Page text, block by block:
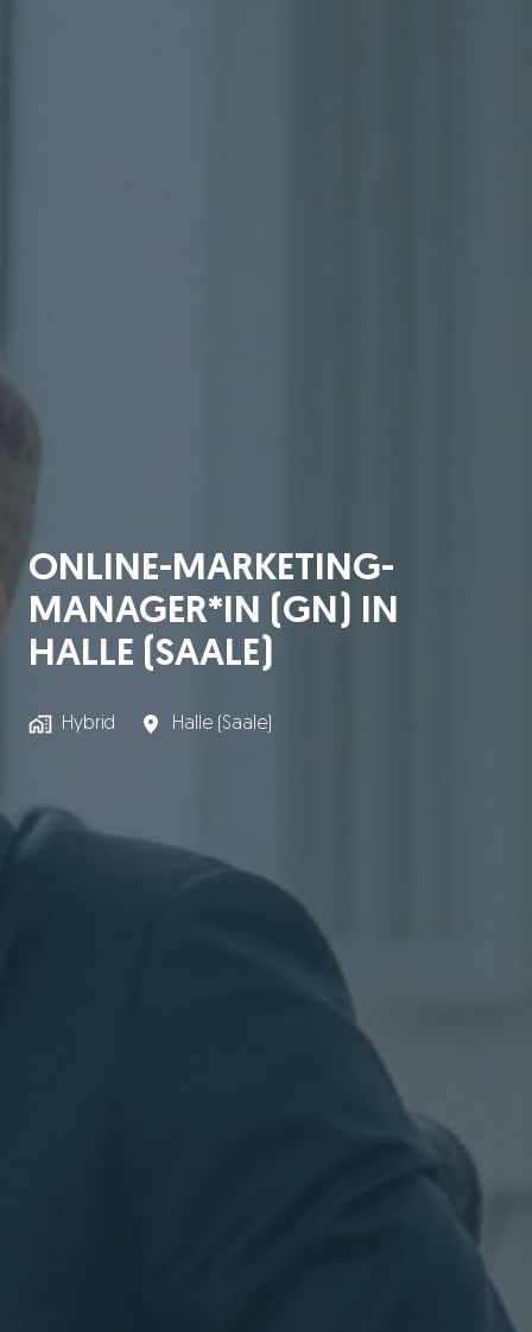
ONLINE-MARKETING-
MANAGER*IN (GN) IN
HALLE (SAALE)
Hybrid Halle (Saale)